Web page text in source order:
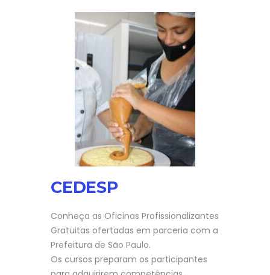
CEDESP
Conheça as Oficinas Profissionalizantes
Gratuitas ofertadas em parceria com a
Prefeitura de São Paulo.
Os cursos preparam os participantes